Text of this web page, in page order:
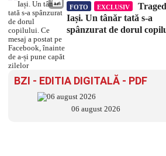
FOTO EXCLUSIV
Iași. Un tânăr tată s-a
spânzurat de dorul
BZI - EDITIA DIGITALĂ - PDF
06 august 2026